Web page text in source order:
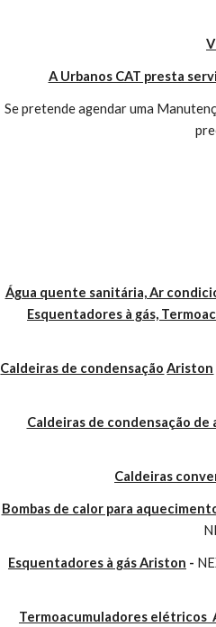
A Urbanos CAT presta
Se pretende agendar uma
Água quente sanitária, Ar
Esquentadores à gás,
Caldeiras de condensação Ariston
Caldeiras de condensação de
Caldeiras
Bombas de calor para
Esquentadores à gás Ariston -
Termoacumuladores elétricos